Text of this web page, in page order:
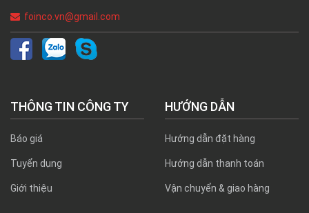
foinco.vn@gmail.com
THÔNG TIN CÔNG TY
Báo giá
Tuyển dụng
Giới thiệu
HƯỚNG DẪN
Hướng dẫn đặt hàng
Hướng dẫn thanh toán
Vận chuyển & giao hàng